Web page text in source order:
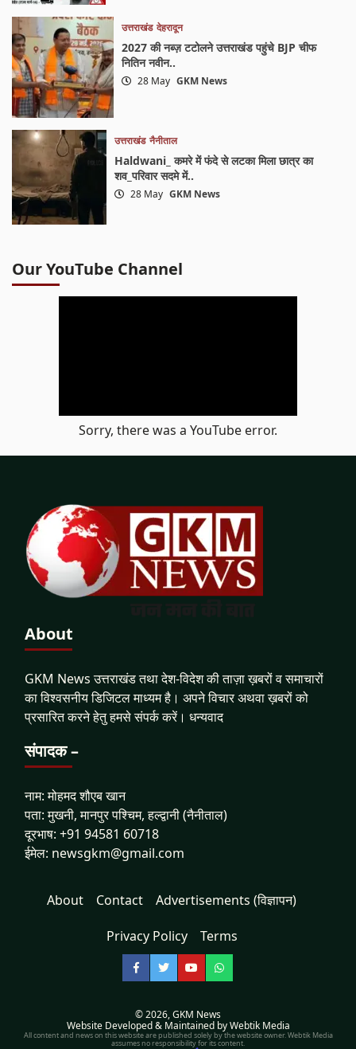
उत्तराखंड देहरादून
2027 की नब्ज़ टटोलने उत्तराखंड पहुंचे BJP चीफ
नितिन नवीन..
28 May GKM News
उत्तराखंड नैनीताल
Haldwani_ कमरे में फंदे से लटका मिला छात्र का
शव_परिवार सदमे में..
28 May GKM News
Our YouTube Channel
Sorry, there was a YouTube error.
About
GKM News उत्तराखंड तथा देश-विदेश की ताज़ा ख़बरों व समाचारों
का विश्वसनीय डिजिटल माध्यम है। अपने विचार अथवा ख़बरों को
प्रसारित करने हेतु हमसे संपर्क करें। धन्यवाद
संपादक –
नाम: मोहमद शौएब खान
पता: मुखनी, मानपुर पश्चिम, हल्द्वानी (नैनीताल)
दूरभाष: +91 94581 60718
ईमेल: newsgkm@gmail.com
About Contact Advertisements (विज्ञापन)
Privacy Policy Terms
Facebook
TwitterYouTubeWhatsApp
© 2026,GKM News
Website Developed & Maintained by Webtik Media
All content and news on this website are published solely by the website owner. Webtik Media
assumes no responsibility for its content.